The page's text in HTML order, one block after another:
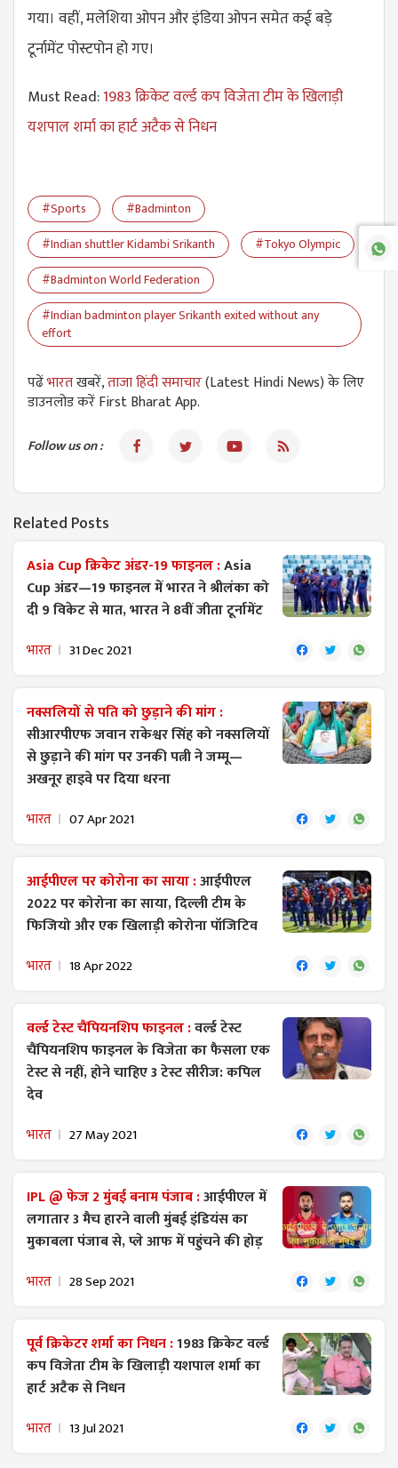
गया। वहीं, मलेशिया ओपन और इंडिया ओपन समेत कई बड़े
टूर्नामेंट पोस्टपोन हो गए।
Must Read:1983 क्रिकेट वर्ल्ड कप विजेता टीम के खिलाड़ी
यशपाल शर्मा का हार्ट अटैक से निधन
#Sports
#Badminton
#Indian shuttler Kidambi Srikanth
#Tokyo Olympic
#Badminton World Federation
#Indian badminton player Srikanth exited without any
effort
पढेंभारतखबरें,ताजा हिंदी समाचार(Latest Hindi News) के लिए
डाउनलोड करें First Bharat App.
Follow us on :
Related Posts
Asia Cup क्रिकेट अंडर-19 फाइनल :Asia
Cup अंडर—19 फाइनल में भारत ने श्रीलंका को
दी 9 विकेट से मात, भारत ने 8वीं जीता टूर्नामेंट
भारत 31 Dec 2021
नक्सलियों से पति को छुड़ाने की मांग :
सीआरपीएफ जवान राकेश्वर सिंह को न​क्सलियों
से छुड़ाने की मांग पर उनकी पत्नी ने जम्मू—
अखनूर हाइवे पर दिया धरना
भारत 07 Apr 2021
आईपीएल पर कोरोना का साया :आईपीएल
2022 पर कोरोना का साया, दिल्ली टीम के
फिजियो और एक खिलाड़ी कोरोना पॉजिटिव
भारत 18 Apr 2022
वर्ल्ड टेस्ट चैंपियनशिप फाइनल :वर्ल्ड टेस्ट
चैंपियनशिप फाइनल के विजेता का फैसला एक
टेस्ट से नहीं, होने चाहिए 3 टेस्ट सीरीज: कपिल
देव
भारत 27 May 2021
IPL @ फेज 2 मुंबई बनाम पंजाब :आईपीएल में
लगातार 3 मैच हारने वाली मुंबई इंडियंस का
मुकाबला पंजाब से, प्ले आफ में पहुंचने की होड़
भारत 28 Sep 2021
पूर्व क्रिकेटर शर्मा का निधन :1983 क्रिकेट वर्ल्ड
कप विजेता टीम के खिलाड़ी यशपाल शर्मा का
हार्ट अटैक से निधन
भारत 13 Jul 2021